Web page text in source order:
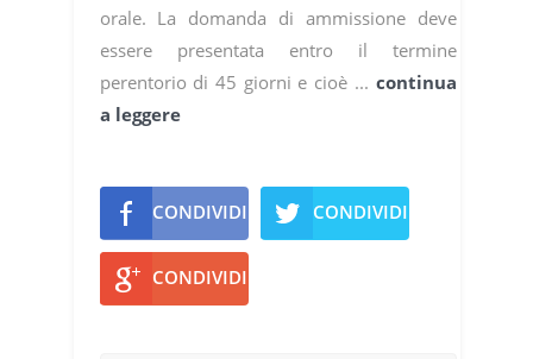
orale. La domanda di ammissione deve
essere presentata entro il termine
perentorio di 45 giorni e cioè ... continua
a leggere
CONDIVIDI CONDIVIDI
CONDIVIDI